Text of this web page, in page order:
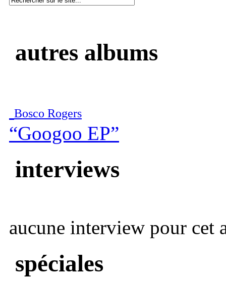
autres albums
Bosco Rogers
“Googoo EP”
interviews
aucune interview pour cet
spéciales